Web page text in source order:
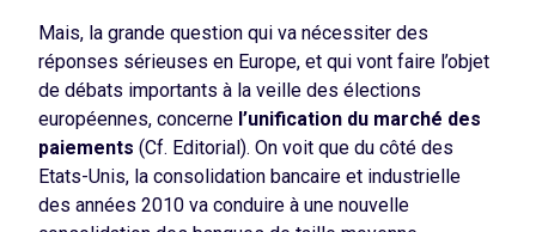
Mais, la grande question qui va nécessiter des
réponses sérieuses en Europe, et qui vont faire l’objet
de débats importants à la veille des élections
européennes, concerne l’unification du marché des
paiements (Cf. Editorial). On voit que du côté des
Etats-Unis, la consolidation bancaire et industrielle
des années 2010 va conduire à une nouvelle